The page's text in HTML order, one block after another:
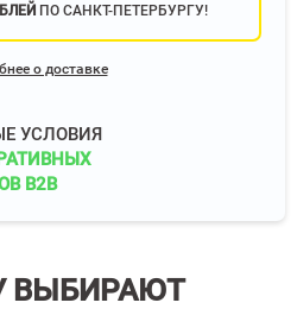
ПО САНКТ-ПЕТЕРБУРГУ!
о доставке
УСЛОВИЯ
B2B
ВЫБИРАЮТ